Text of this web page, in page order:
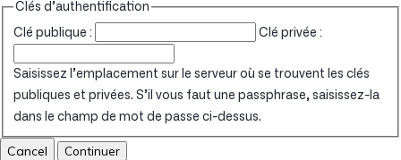
Clés d’authentification
Clé publique : Clé privée :
Saisissez l’emplacement sur le serveur où se trouvent les clés
publiques et privées. S’il vous faut une passphrase, saisissez-la
dans le champ de mot de passe ci-dessus.
Cancel